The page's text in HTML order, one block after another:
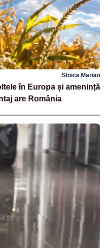
Stoica Marian
în Europa și amenință
are România